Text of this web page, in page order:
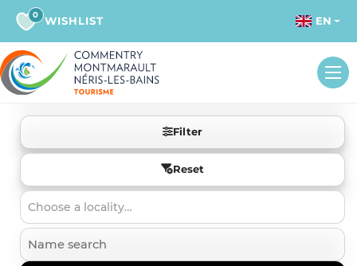
0 WISHLIST EN
Filter
Reset
Choose a locality…